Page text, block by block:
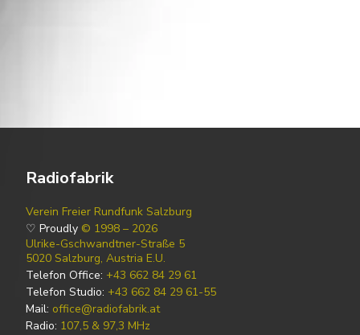
Radiofabrik
Verein Freier Rundfunk Salzburg
♡ Proudly © 1998 – 2026
Ulrike-Gschwandtner-Straße 5
5020 Salzburg, Austria E.U.
Telefon Office: +43 662 84 29 61
Telefon Studio: +43 662 84 29 61-55
Mail: office@radiofabrik.at
Radio: 107,5 & 97,3 MHz